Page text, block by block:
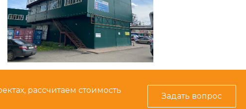
рассчитаем стоимость
Задать вопрос